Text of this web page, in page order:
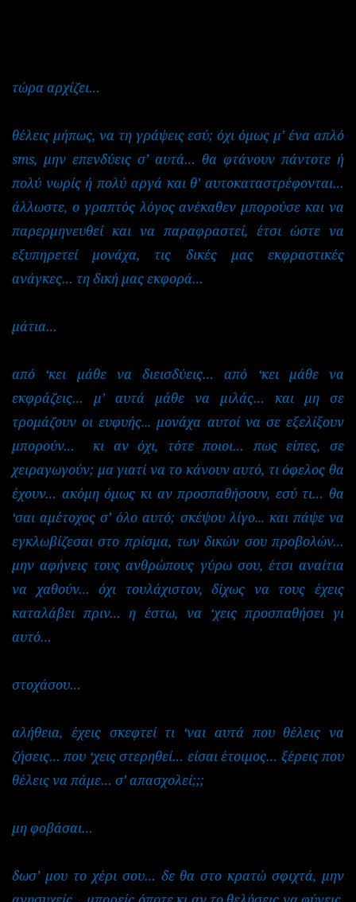
τώρα αρχίζει…
θέλεις μήπως, να τη γράψεις εσύ; όχι όμως μ’ ένα απλό
sms, μην επενδύεις σ’ αυτά… θα φτάνουν πάντοτε ή
πολύ νωρίς ή πολύ αργά και θ’ αυτοκαταστρέφονται…
άλλωστε, ο γραπτός λόγος ανέκαθεν μπορούσε και να
παρερμηνευθεί και να παραφραστεί, έτσι ώστε να
εξυπηρετεί μονάχα, τις δικές μας εκφραστικές
ανάγκες… τη δική μας εκφορά…
μάτια…
από ‘κει μάθε να διεισδύεις… από ‘κει μάθε να
εκφράζεις… μ’ αυτά μάθε να μιλάς… και μη σε
τρομάζουν οι ευφυής... μονάχα αυτοί να σε εξελίξουν
μπορούν… κι αν όχι, τότε ποιοι… πως είπες, σε
χειραγωγούν; μα γιατί να το κάνουν αυτό, τι όφελος θα
έχουν… ακόμη όμως κι αν προσπαθήσουν, εσύ τι… θα
‘σαι αμέτοχος σ’ όλο αυτό; σκέψου λίγο... και πάψε να
εγκλωβίζεσαι στο πρίσμα, των δικών σου προβολών…
μην αφήνεις τους ανθρώπους γύρω σου, έτσι αναίτια
να χαθούν…όχι τουλάχιστον, δίχως να τους έχεις
καταλάβει πριν… η έστω, να ‘χεις προσπαθήσει γι
αυτό…
στοχάσου…
αλήθεια, έχεις σκεφτεί τι ‘ναι αυτά που θέλεις να
ζήσεις… που ‘χειςστερηθεί… είσαι έτοιμος… ξέρεις που
θέλεις να πάμε… σ’ απασχολεί;;;
μη φοβάσαι…
δωσ’ μου το χέρι σου… δε θα στο κρατώ σφιχτά, μην